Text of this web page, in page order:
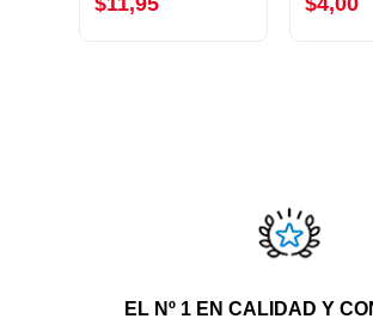
EL Nº 1 EN CALIDAD Y